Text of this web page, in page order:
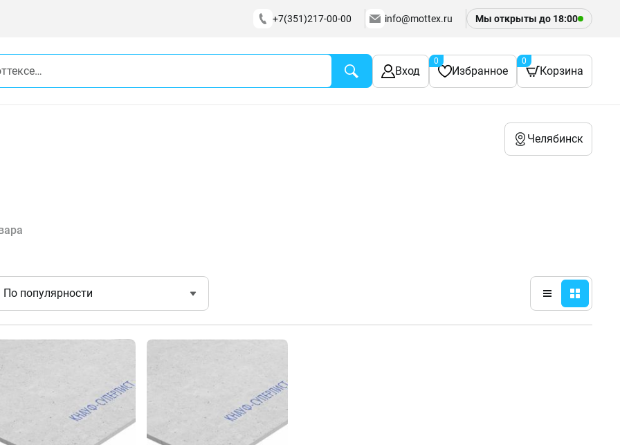
+7(351)217-00-00 info@mottex.ru Мы открыты до 18:00
Вход Избранное
0
Корзина
0
Челябинск
По популярности